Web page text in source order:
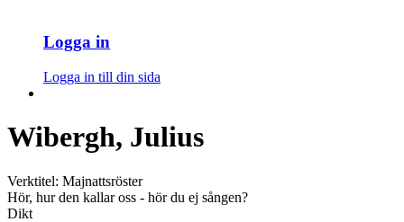
Logga in
Logga in till din sida
Wibergh, Julius
Verktitel: Majnattsröster
Hör, hur den kallar oss - hör du ej sången?
Dikt